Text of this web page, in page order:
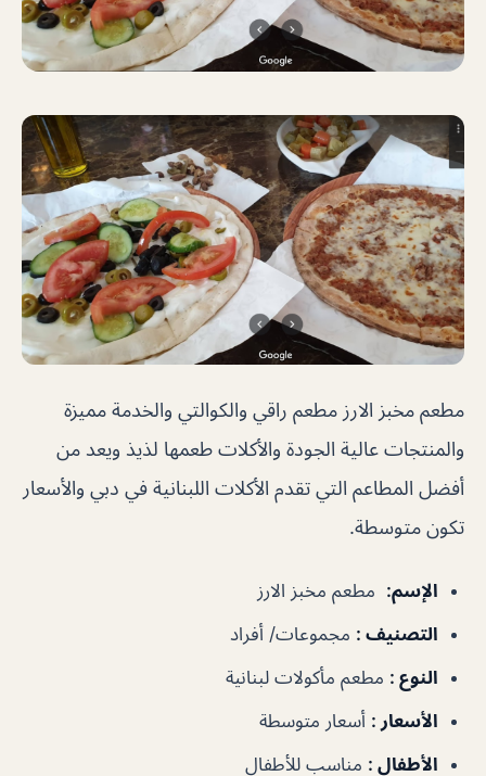
مطعم مخبز الارز مطعم راقي والكوالتي والخدمة مميزة
والمنتجات عالية الجودة والأكلات طعمها لذيذ ويعد من
أفضل المطاعم التي تقدم الأكلات اللبنانية في دبي والأسعار
تكون متوسطة.
الإسم: مطعم مخبز الارز
التصنيف : مجموعات/ أفراد
النوع : مطعم مأكولات لبنانية
الأسعار : أسعار متوسطة
الأطفال : مناسب للأطفال